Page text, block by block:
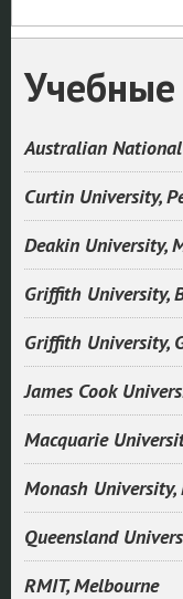
Учебные
Australian
Curtin University,
Deakin University,
Griffith University,
Griffith University,
James Cook
Macquarie
Monash University,
Queensland
RMIT, Melbourne